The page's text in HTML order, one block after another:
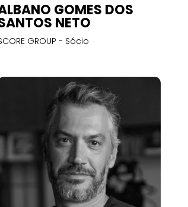
GOMES DOS
NETO
GROUP - Sócio